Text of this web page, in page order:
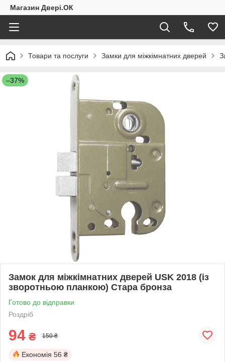
Магазин Двері.ОК
Товари та послуги Замки для міжкімнатних дверей
–37%
Замок для міжкімнатних дверей USK 2018 (із
зворотньою планкою) Стара бронза
Готово до відправки
Роздріб
94 ₴ 150 ₴
Економія 56 ₴